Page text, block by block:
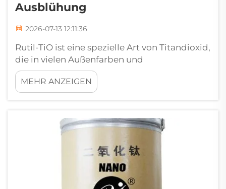
Ausblühung
2026-07-13 12:11:36
Rutil-TiO ist eine spezielle Art von Titandioxid,
die in vielen Außenfarben und
Beschichtungen verwendet wird. Rutil-TiO
wird gewählt, weil es dazu beiträgt, Gebäude
und andere Konstruktionen langlebiger zu
wichtig es ist, dass Farbe …
MEHR ANZEIGEN